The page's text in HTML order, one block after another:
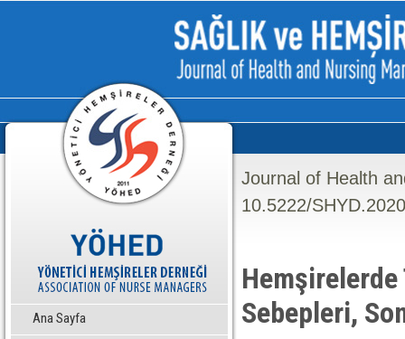
Ana Sayfa
Journal of Health
10.5222/
Sebepleri,